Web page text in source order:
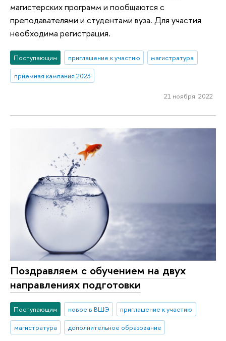
магистерских программ и пообщаются с
преподавателями и студентами вуза. Для участия
необходима регистрация.
Поступающим приглашение к участию
магистратура
приемная кампания 2023
21 ноября 2022
Поздравляем с обучением на двух
направлениях подготовки
Поступающим новое в ВШЭ
приглашение к участию
магистратура
дополнительное образование